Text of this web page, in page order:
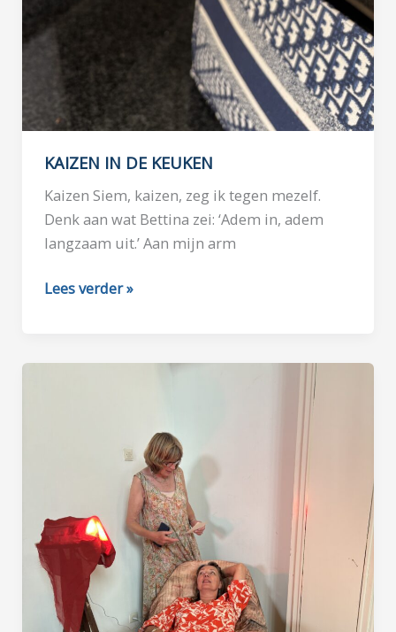
KAIZEN IN DE KEUKEN
Kaizen Siem, kaizen, zeg ik tegen mezelf.
Denk aan wat Bettina zei: ‘Adem in, adem
langzaam uit.’ Aan mijn arm
KAIZEN
KEUKEN
Lees verder »